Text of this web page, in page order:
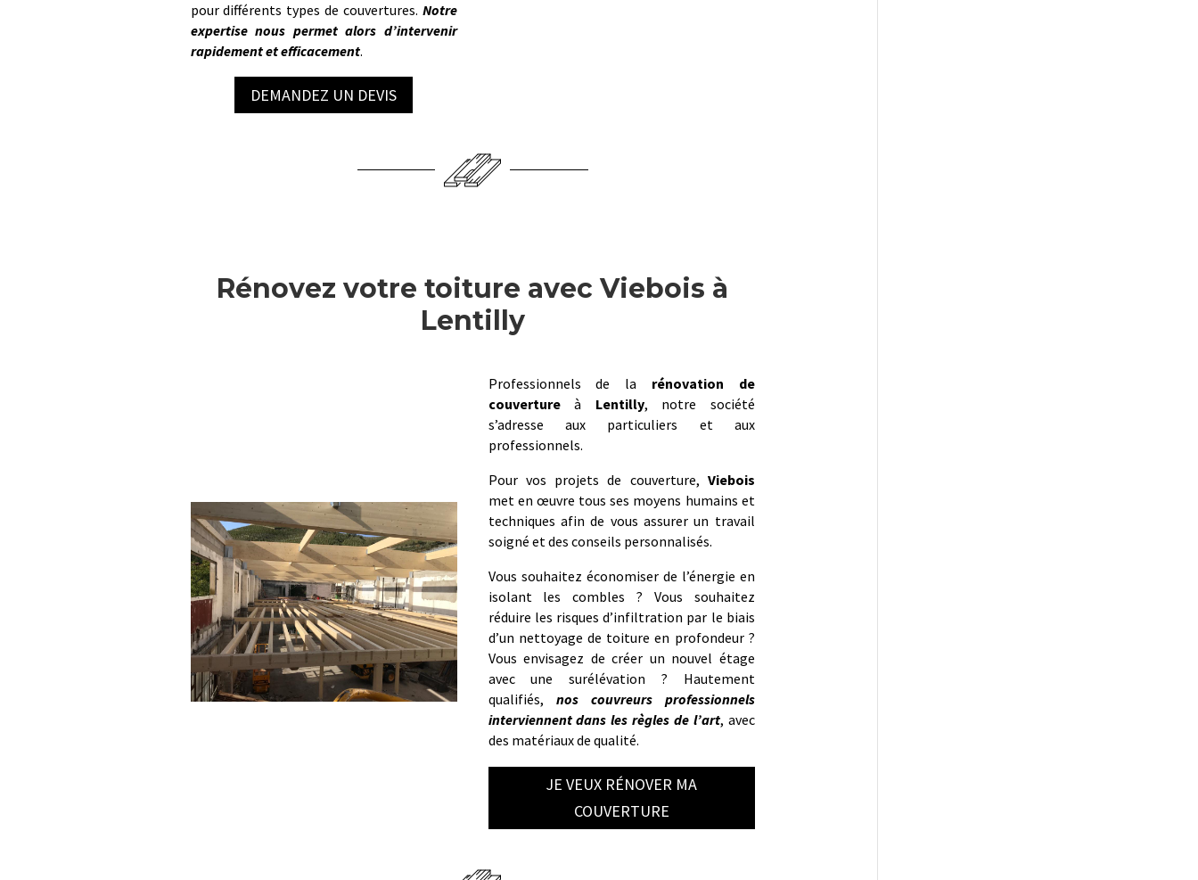
pour différents types de couvertures. Notre
expertise nous permet alors d’intervenir
rapidement et efficacement.
DEMANDEZ UN DEVIS
Rénovez votre toiture avec Viebois à
Lentilly
Professionnels de la rénovation de
couvertureà Lentilly, notre société
s’adresse aux particuliers et aux
professionnels.
Pour vos projets de couverture, Viebois
met en œuvre tous ses moyens humains et
techniques afin de vous assurer un travail
soigné et des conseils personnalisés.
Vous souhaitez économiser de l’énergie en
isolant les combles ? Vous souhaitez
réduire les risques d’infiltration par le biais
d’un nettoyage de toiture en profondeur ?
Vous envisagez de créer un nouvel étage
avec une surélévation ? Hautement
qualifiés, nos couvreurs professionnels
interviennent dans les règles de l’art, avec
des matériaux de qualité.
JE VEUX RÉNOVER MA
COUVERTURE